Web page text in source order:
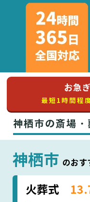
お急
最短1時間程
神栖市の斎場
神栖市 のおす
火葬式